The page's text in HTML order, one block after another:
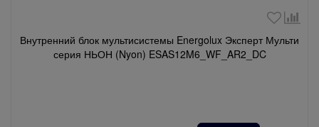
Внутренний блок мультисистемы Energolux Эксперт Мульти
серия НЬОН (Nyon) ESAS12M6_WF_AR2_DC